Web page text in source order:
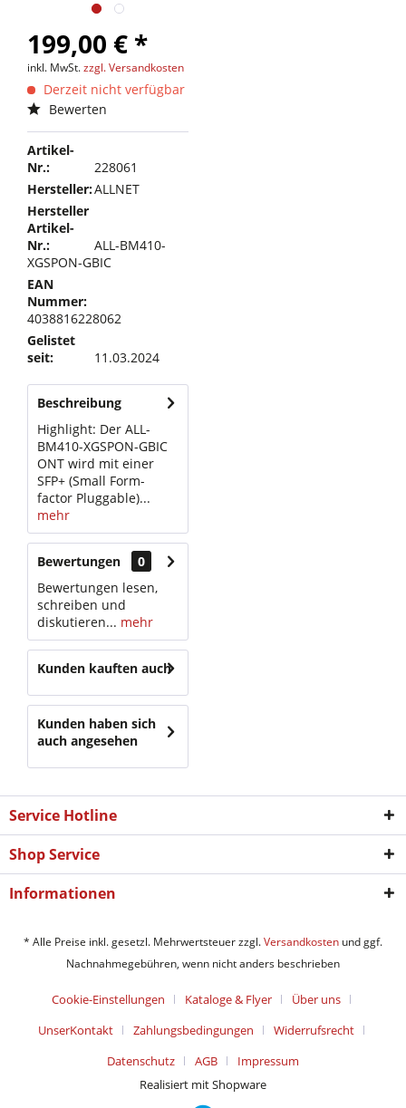
199,00 € *
inkl. MwSt.zzgl. Versandkosten
Derzeit nicht verfügbar
Bewerten
Artikel-
Nr.:
228061
Hersteller:ALLNET
Hersteller
Artikel-
Nr.:
ALL-BM410-
XGSPON-GBIC
EAN
Nummer:
4038816228062
Gelistet
seit:
11.03.2024
Beschreibung
Highlight: Der ALL-
BM410-XGSPON-GBIC
ONT wird mit einer
SFP+ (Small Form-
factor Pluggable)...
mehr
Bewertungen
0
Bewertungen lesen,
schreiben und
diskutieren... mehr
Kunden kauften auch
Kunden haben sich
auch angesehen
Service Hotline
Shop Service
Informationen
* Alle Preise inkl. gesetzl. Mehrwertsteuer zzgl.Versandkosten und ggf.
Nachnahmegebühren, wenn nicht anders beschrieben
Cookie-Einstellungen Kataloge & Flyer
Über uns
UnserKontakt
Zahlungsbedingungen
Widerrufsrecht
Datenschutz
AGB
Impressum
Realisiert mit Shopware